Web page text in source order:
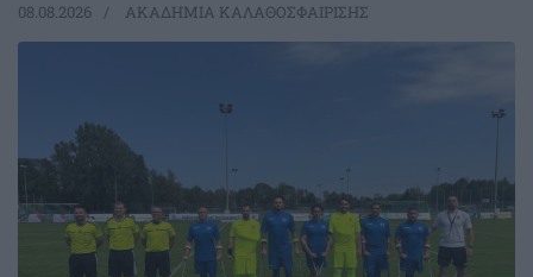
08.08.2026 ΑΚΑΔΗΜΙΑ ΚΑΛΑΘΟΣΦΑΙΡΙΣΗΣ